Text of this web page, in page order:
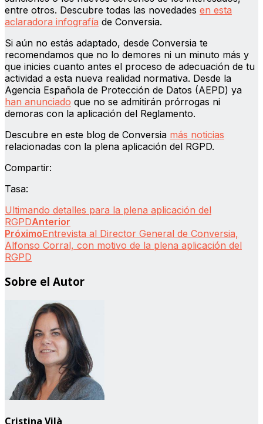
entre otros. Descubre todas las novedades en esta
aclaradora infografía de Conversia.
Si aún no estás adaptado, desde Conversia te
recomendamos que no lo demores ni un minuto más y
que inicies cuanto antes el proceso de adecuación de tu
actividad a esta nueva realidad normativa. Desde la
Agencia Española de Protección de Datos (AEPD) ya
han anunciado que no se admitirán prórrogas ni
demoras con la aplicación del Reglamento.
Descubre en este blog de Conversia más noticias
relacionadas con la plena aplicación del RGPD.
Compartir:
Tasa:
Ultimando detalles para la plena aplicación del
RGPDAnterior
PróximoEntrevista al Director General de Conversia,
Alfonso Corral, con motivo de la plena aplicación del
RGPD
Sobre el Autor
Cristina Vilà